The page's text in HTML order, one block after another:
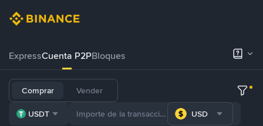
ExpressCuenta P2PBloques
Comprar Vender
USDT USD